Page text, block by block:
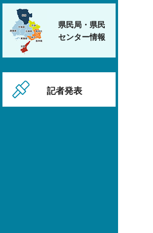
県民局・県民
センター情報
記者発表